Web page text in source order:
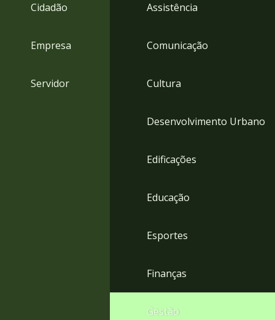
Cidadão
Empresa
Servidor
Assistência
Comunicação
Cultura
Desenvolvimento Urbano
Edificações
Educação
Esportes
Finanças
Gestão